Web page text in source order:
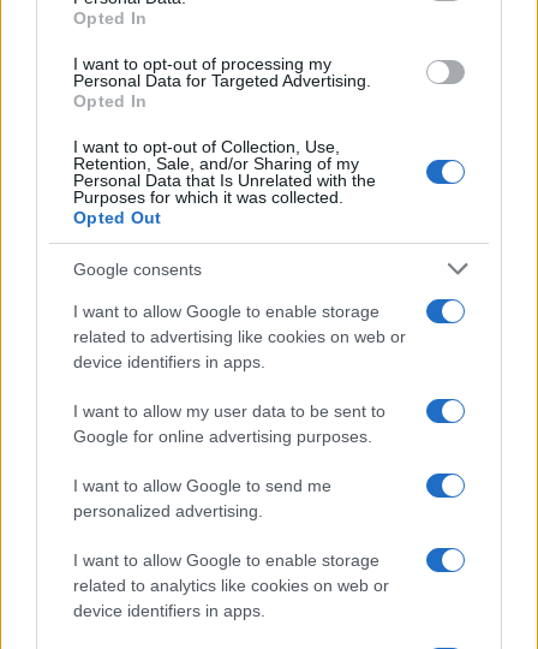
Opted In
I want to opt-out of processing my
Personal Data for Targeted Advertising.
Opted In
I want to opt-out of Collection, Use,
Retention, Sale, and/or Sharing of my
Personal Data that Is Unrelated with the
Purposes for which it was collected.
Opted Out
Google consents
I want to allow Google to enable storage
related to advertising like cookies on web or
device identifiers in apps.
I want to allow my user data to be sent to
Google for online advertising purposes.
I want to allow Google to send me
personalized advertising.
I want to allow Google to enable storage
related to analytics like cookies on web or
device identifiers in apps.
invitación a cuidar de nuestra salud y bienestar.
¿Es seguro comer salmón durante el embarazo?
bajo contenido en mercurio y su riqueza en omega-
3, vitales para el desarrollo cerebral del bebé. Así
que, a disfrutar de este delicioso y saludable
pescado sin preocupaciones.
Mercurio en el salmón:0,30 mg/kg (tres veces
menos que el límite máximo).
Salmón:Apto para todos, incluidas
Beneficios: Omega-3, proteínas de calidad,
AUTOR
staff